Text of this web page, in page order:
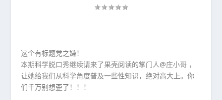
这个有标题党之嫌！
本期科学脱口秀继续请来了果壳阅读的掌门人@庄小哥 ，
让她给我们从科学角度普及一些性知识，绝对高大上。你
们千万别想歪了！！！